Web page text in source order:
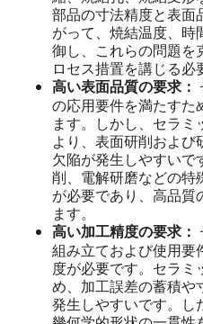
部品の寸法精度と表面
がって、焼結温度、時
御し、これらの問題を
ロセス措置を講じる必
高い表面品質の要求：
の応用要件を満たすた
ます。しかし、セラ
より、表面研削およ
欠陥が発生しやすいで
削、電解研磨などの特
が必要であり、高品質
ます。
高い加工精度の要求：
組み立ておよび使用要
度が必要です。セラミ
め、加工誤差の蓄積や
発生しやすいです。し